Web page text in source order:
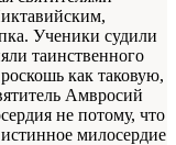
Ученики судили
таинственного
как таковую,
Амвросий
не потому, что
милосердие